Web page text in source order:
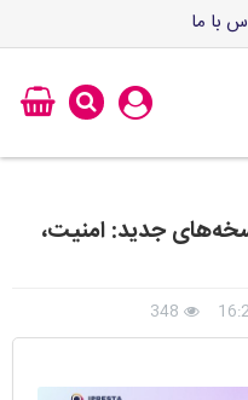
با ما
جدید: امنیت،